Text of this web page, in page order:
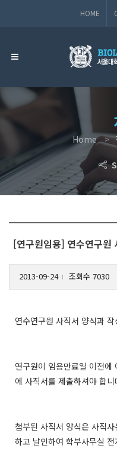
HOME
Home
[연구원임용] 연수연구원
2013-09-24 l 조회수 7030
연수연구원 사직서 양식과
연구원이 임용만료일 이전
에 사직서를 제출하셔야 합니
첨부된 사직서 양식은 사직
하고 날인하여 학부사무실